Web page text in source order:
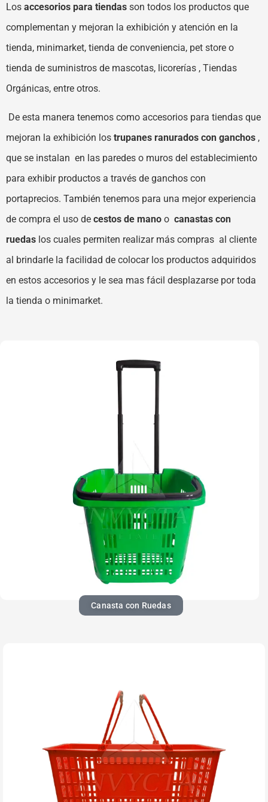
Los accesorios para tiendas son todos los productos que
complementan y mejoran la exhibición y atención en la
tienda, minimarket, tienda de conveniencia, pet store o
tienda de suministros de mascotas, licorerías , Tiendas
Orgánicas, entre otros.
De esta manera tenemos como accesorios para tiendas que
mejoran la exhibición los trupanes ranurados con ganchos ,
que se instalan en las paredes o muros del establecimiento
para exhibir productos a través de ganchos con
portaprecios. También tenemos para una mejor experiencia
de compra el uso de cestos de mano o canastas con
ruedas los cuales permiten realizar más compras al cliente
al brindarle la facilidad de colocar los productos adquiridos
en estos accesorios y le sea mas fácil desplazarse por toda
la tienda o minimarket.
Canasta con Ruedas